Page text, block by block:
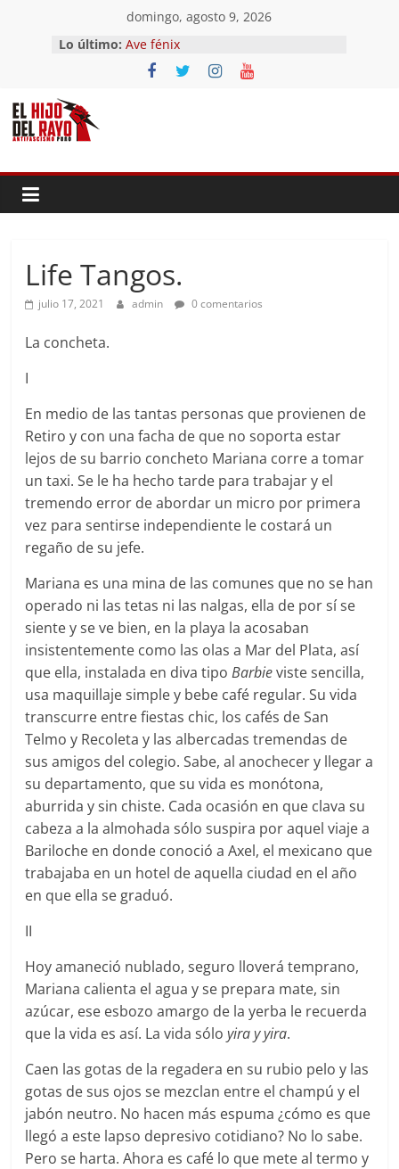
contenido
domingo, agosto 9, 2026
Lo último:
El segundo (Del II Tomo del
Pandemonium)
Ave fénix
¿Dios no existe?
Life Tangos.
julio 17, 2021 admin 0 comentarios
La concheta.
I
En medio de las tantas personas que provienen de
Retiro y con una facha de que no soporta estar
lejos de su barrio concheto Mariana corre a tomar
un taxi. Se le ha hecho tarde para trabajar y el
tremendo error de abordar un micro por primera
vez para sentirse independiente le costará un
regaño de su jefe.
Mariana es una mina de las comunes que no se han
operado ni las tetas ni las nalgas, ella de por sí se
siente y se ve bien, en la playa la acosaban
insistentemente como las olas a Mar del Plata, así
que ella, instalada en diva tipoBarbieviste sencilla,
usa maquillaje simple y bebe café regular. Su vida
transcurre entre fiestas chic, los cafés de San
Telmo y Recoleta y las albercadas tremendas de
sus amigos del colegio. Sabe, al anochecer y llegar a
su departamento, que su vida es monótona,
aburrida y sin chiste. Cada ocasión en que clava su
cabeza a la almohada sólo suspira por aquel viaje a
Bariloche en donde conoció a Axel, el mexicano que
trabajaba en un hotel de aquella ciudad en el año
en que ella se graduó.
II
Hoy amaneció nublado, seguro lloverá temprano,
Mariana calienta el agua y se prepara mate, sin
azúcar, ese esbozo amargo de la yerba le recuerda
que la vida es así. La vida sóloyira y yira.
Caen las gotas de la regadera en su rubio pelo y las
gotas de sus ojos se mezclan entre el champú y el
jabón neutro. No hacen más espuma ¿cómo es que
llegó a este lapso depresivo cotidiano? No lo sabe.
Pero se harta. Ahora es café lo que mete al termo y